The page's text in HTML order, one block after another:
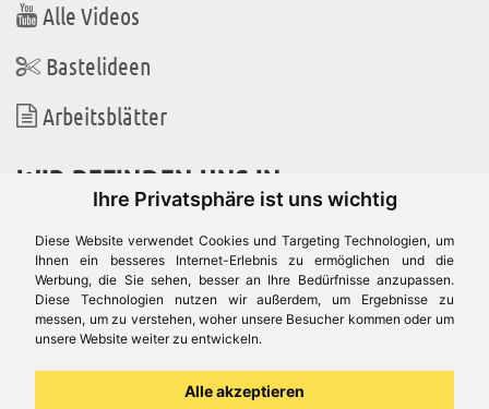
Ihre Privatsphäre ist uns wichtig
Diese Website verwendet Cookies und Targeting Technologien, um
Ihnen ein besseres Internet-Erlebnis zu ermöglichen und die
Werbung, die Sie sehen, besser an Ihre Bedürfnisse anzupassen.
Diese Technologien nutzen wir außerdem, um Ergebnisse zu
messen, um zu verstehen, woher unsere Besucher kommen oder um
unsere Website weiter zu entwickeln.
Alle akzeptieren
Alle Videos
Bastelideen
Arbeitsblätter
WIR BEFINDEN UNS IN
Es gibt uns auch in